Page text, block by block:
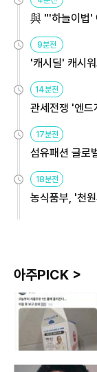
與 "'하늘이법'
9분전
'캐시딜' 캐시
14분전
관세전쟁 '엔
용해야
17분전
섬유패션 글로
원
18분전
농식품부, '천
아주PICK >